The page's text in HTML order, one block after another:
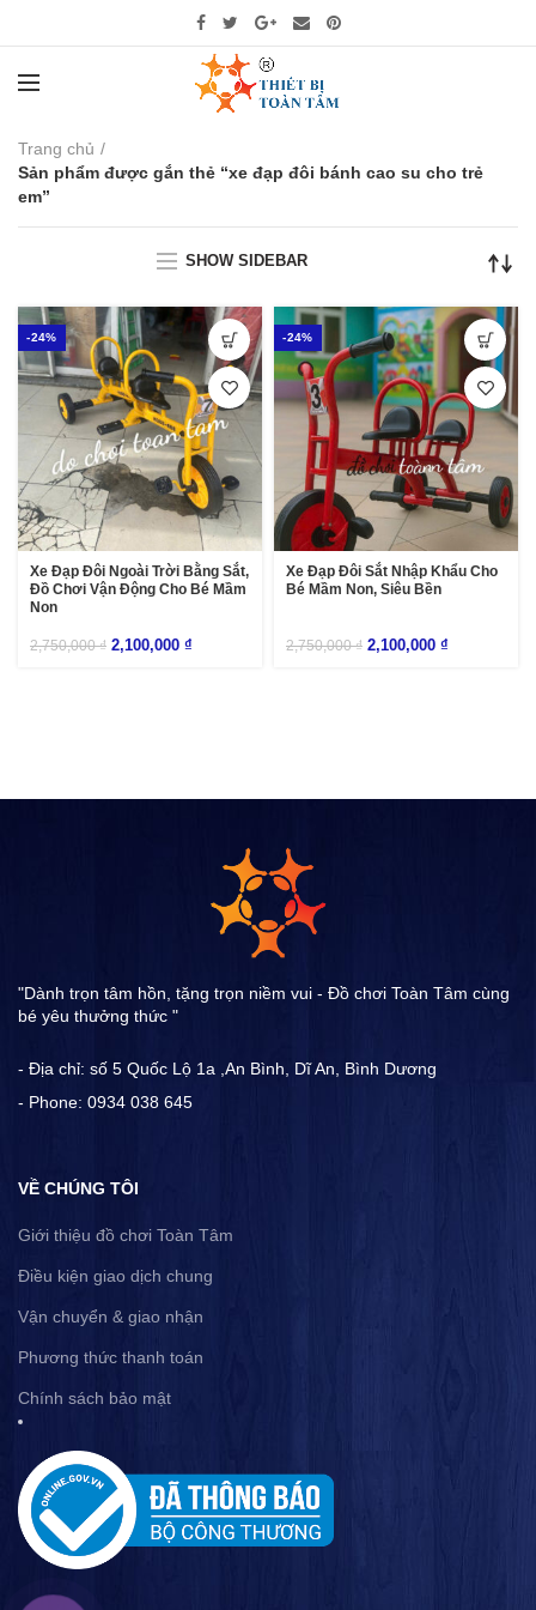
Trang chủ
Sản phẩm được gắn thẻ “xe đạp đôi bánh cao su cho trẻ
em”
SHOW SIDEBAR
-24%
Xe Đạp Đôi Ngoài Trời Bằng Sắt,
Đồ Chơi Vận Động Cho Bé Mầm
Non
2,750,000₫ 2,100,000 ₫
-24%
Xe Đạp Đôi Sắt Nhập Khẩu Cho
Bé Mầm Non, Siêu Bền
2,750,000₫ 2,100,000 ₫
"Dành trọn tâm hồn, tặng trọn niềm vui - Đồ chơi Toàn Tâm cùng
bé yêu thưởng thức "
- Địa chỉ: số 5 Quốc Lộ 1a ,An Bình, Dĩ An, Bình Dương
- Phone: 0934 038 645
VỀ CHÚNG TÔI
Giới thiệu đồ chơi Toàn Tâm
Điều kiện giao dịch chung
Vận chuyển & giao nhận
Phương thức thanh toán
Chính sách bảo mật